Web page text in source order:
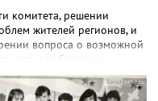
комитета, решении
жителей регионов, и
вопроса о возможной
для бездомных
рассказал
комитета Роман Путин в